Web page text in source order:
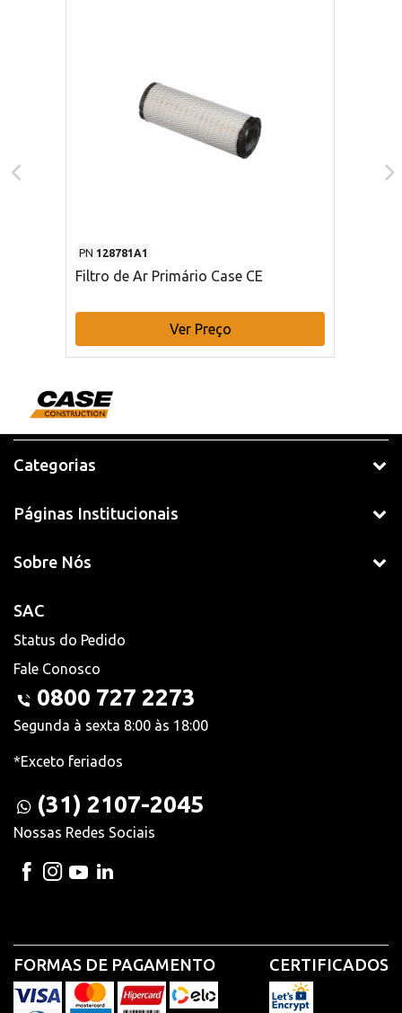
PN 128781A1
Filtro de Ar Primário Case CE
Ver Preço
Categorias
Páginas Institucionais
Sobre Nós
SAC
Status do Pedido
Fale Conosco
0800 727 2273
Segunda à sexta 8:00 às 18:00
*Exceto feriados
(31) 2107-2045
Nossas Redes Sociais
FORMAS DE PAGAMENTO CERTIFICADOS